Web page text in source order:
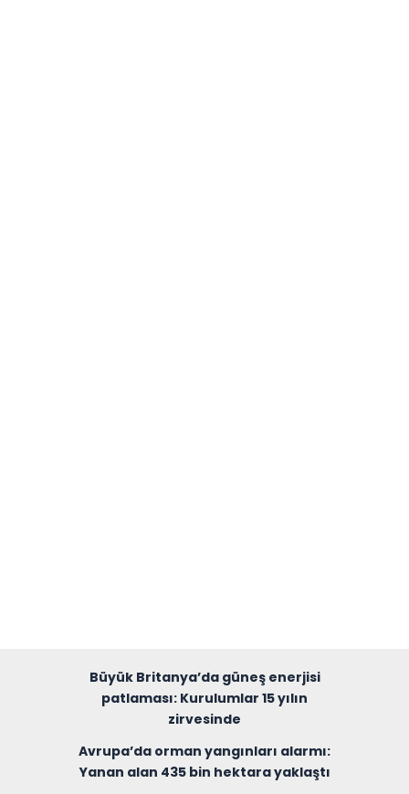
Büyük Britanya’da güneş enerjisi
patlaması: Kurulumlar 15 yılın
zirvesinde
Avrupa’da orman yangınları alarmı:
Yanan alan 435 bin hektara yaklaştı